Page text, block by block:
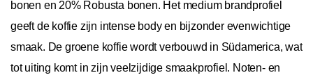
bonen en 20% Robusta bonen. Het medium brandprofiel
geeft de koffie zijn intense body en bijzonder evenwichtige
smaak. De groene koffie wordt verbouwd in Südamerica, wat
tot uiting komt in zijn veelzijdige smaakprofiel. Noten- en